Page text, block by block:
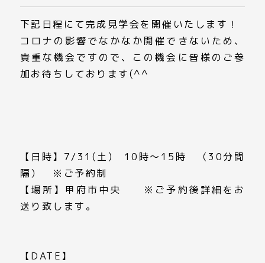
下記日程にて完成見学会を開催いたします！
コロナの影響でなかなか開催できないため、
貴重な機会ですので、この機会に皆様のご参
加お待ちしております(^^
【日時】7/31(土) 10時～15時 （30分間
隔） ※ご予約制
【場所】甲府市中央 ※ご予約後詳細をお
送り致します。
【DATE】